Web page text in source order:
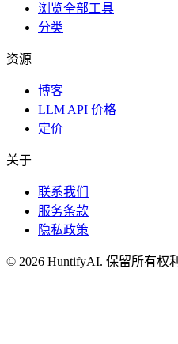
浏览全部工具
分类
资源
博客
LLM API 价格
定价
关于
联系我们
服务条款
隐私政策
© 2026 HuntifyAI. 保留所有权